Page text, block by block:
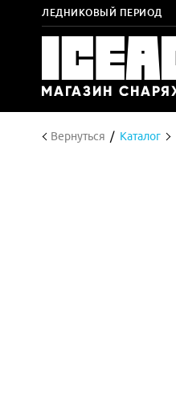
ЛЕДНИКОВЫЙ ПЕРИОД
Вернуться Каталог